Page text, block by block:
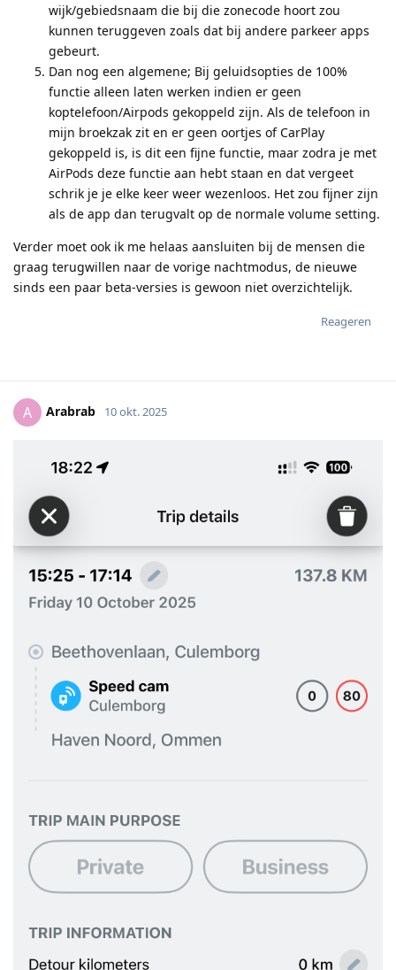
wijk/gebiedsnaam die bij die zonecode hoort zou
kunnen teruggeven zoals dat bij andere parkeer apps
gebeurt.
Dan nog een algemene; Bij geluidsopties de 100%
functie alleen laten werken indien er geen
koptelefoon/Airpods gekoppeld zijn. Als de telefoon in
mijn broekzak zit en er geen oortjes of CarPlay
gekoppeld is, is dit een fijne functie, maar zodra je met
AirPods deze functie aan hebt staan en dat vergeet
schrik je je elke keer weer wezenloos. Het zou fijner zijn
als de app dan terugvalt op de normale volume setting.
Verder moet ook ik me helaas aansluiten bij de mensen die
graag terugwillen naar de vorige nachtmodus, de nieuwe
sinds een paar beta-versies is gewoon niet overzichtelijk.
Reageren
A Arabrab 10 okt. 2025